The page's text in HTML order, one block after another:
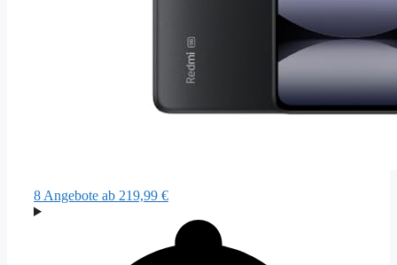
8 Angebote ab 219,99 €